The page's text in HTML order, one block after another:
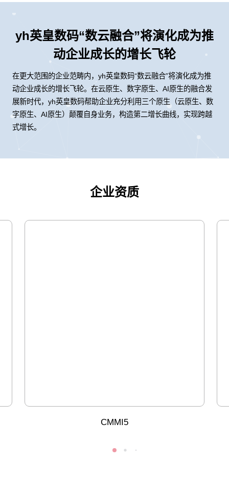
yh英皇数码“数云融合”将演化成为推
动企业成长的增长飞轮
在更大范围的企业范畴内，yh英皇数码“数云融合”将演化成为推
动企业成长的增长飞轮。在云原生、数字原生、AI原生的融合发
展新时代，yh英皇数码帮助企业充分利用三个原生（云原生、数
字原生、AI原生）颠覆自身业务，构造第二增长曲线，实现跨越
式增长。
企业资质
CMMI5